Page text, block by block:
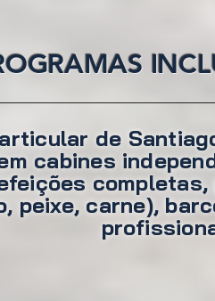
de
cabines
peixe, carne),